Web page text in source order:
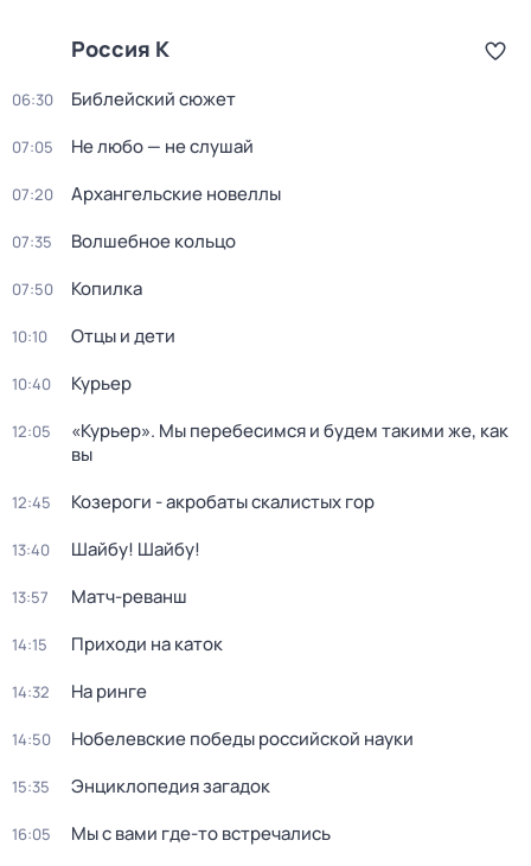
Россия К
06:30 Библейский сюжет
07:05 Не любо — не слушай
07:20 Архангельские новеллы
07:35 Волшебное кольцо
07:50 Копилка
10:10 Отцы и дети
10:40 Курьер
12:05
«Курьер». Мы перебесимся и будем такими же, как
вы
12:45 Козероги - акробаты скалистых гор
13:40 Шайбу! Шайбу!
13:57 Матч-реванш
14:15 Приходи на каток
14:32 На ринге
14:50 Нобелевские победы российской науки
15:35 Энциклопедия загадок
16:05 Мы с вами где-то встречались